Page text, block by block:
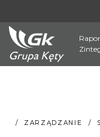
ZARZĄDZANIE